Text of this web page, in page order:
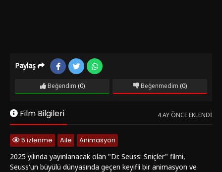
Paylaş
Beğendim (0) Beğenmedim (0)
Film Bilgileri 4 AY ÖNCE EKLENDI
5 izlenme Aile
Animasyon
2025 yılında yayınlanacak olan "Dr. Seuss: Sniçler" filmi,
Seuss'un büyülü dünyasında geçen keyifli bir animasyon ve